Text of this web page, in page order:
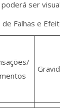
ser
Falhas e